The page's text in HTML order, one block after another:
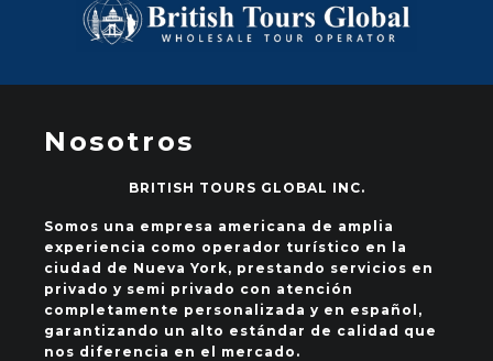
Nosotros
BRITISH TOURS GLOBAL INC.
Somos una empresa americana de amplia
experiencia como operador turístico en la
ciudad de Nueva York, prestando servicios en
privado y semi privado con atención
completamente personalizada y en español,
garantizando un alto estándar de calidad que
nos diferencia en el mercado.